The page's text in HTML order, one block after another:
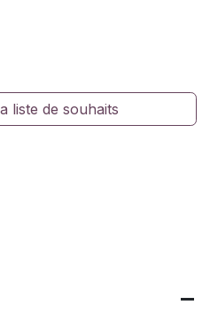
liste de souhaits